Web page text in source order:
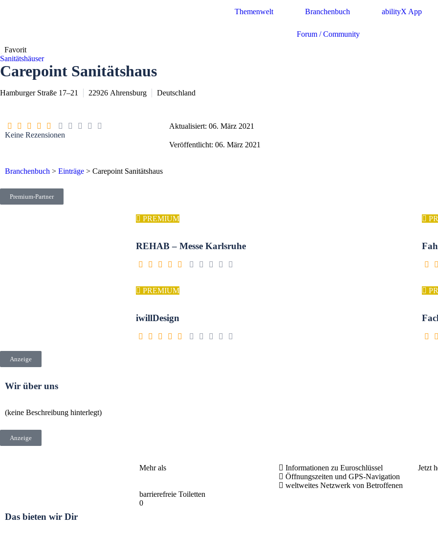
Themenwelt Branchenbuch abilityX App
Forum / Community
Favorit
Sanitätshäuser
Carepoint Sanitätshaus
Hamburger Straße 17–21 22926 Ahrensburg Deutschland
Keine Rezensionen
Aktualisiert: 06. März 2021
Veröffentlicht: 06. März 2021
Branchenbuch > Einträge > Carepoint Sanitätshaus
Premium-Partner
PREMIUM
REHAB – Messe Karlsruhe
PREMIUM
iwillDesign
Anzeige
Wir über uns
(keine Beschreibung hinterlegt)
Anzeige
Mehr als
barrierefreie Toiletten
0
Informationen zu Euroschlüssel
Öffnungszeiten und GPS-Navigation
weltweites Netzwerk von Betroffenen
Jetzt
Das bieten wir Dir